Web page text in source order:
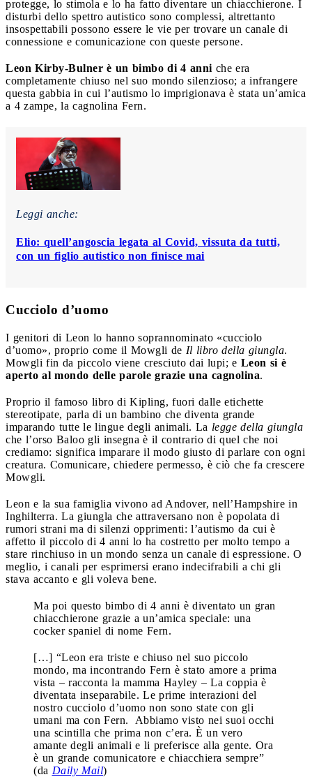
protegge, lo stimola e lo ha fatto diventare un chiacchierone. I
disturbi dello spettro autistico sono complessi, altrettanto
insospettabili possono essere le vie per trovare un canale di
connessione e comunicazione con queste persone.
Leon Kirby-Bulner è un bimbo di 4 anni che era
completamente chiuso nel suo mondo silenzioso; a infrangere
questa gabbia in cui l’autismo lo imprigionava è stata un’amica
a 4 zampe, la cagnolina Fern.
Leggi anche:
Elio: quell’angoscia legata al Covid, vissuta da tutti,
con un figlio autistico non finisce mai
Cucciolo d’uomo
I genitori di Leon lo hanno soprannominato «cucciolo
d’uomo», proprio come il Mowgli de Il libro della giungla.
Mowgli fin da piccolo viene cresciuto dai lupi; e Leon si è
aperto al mondo delle parole grazie una cagnolina.
Proprio il famoso libro di Kipling, fuori dalle etichette
stereotipate, parla di un bambino che diventa grande
imparando tutte le lingue degli animali. La legge della giungla
che l’orso Baloo gli insegna è il contrario di quel che noi
crediamo: significa imparare il modo giusto di parlare con ogni
creatura. Comunicare, chiedere permesso, è ciò che fa crescere
Mowgli.
Leon e la sua famiglia vivono ad Andover, nell’Hampshire in
Inghilterra. La giungla che attraversano non è popolata di
rumori strani ma di silenzi opprimenti: l’autismo da cui è
affetto il piccolo di 4 anni lo ha costretto per molto tempo a
stare rinchiuso in un mondo senza un canale di espressione. O
meglio, i canali per esprimersi erano indecifrabili a chi gli
stava accanto e gli voleva bene.
Ma poi questo bimbo di 4 anni è diventato un gran
chiacchierone grazie a un’amica speciale: una
cocker spaniel di nome Fern.
[…] “Leon era triste e chiuso nel suo piccolo
mondo, ma incontrando Fern è stato amore a prima
vista – racconta la mamma Hayley – La coppia è
diventata inseparabile. Le prime interazioni del
nostro cucciolo d’uomo non sono state con gli
umani ma con Fern. Abbiamo visto nei suoi occhi
una scintilla che prima non c’era. È un vero
amante degli animali e li preferisce alla gente. Ora
è un grande comunicatore e chiacchiera sempre”
(da Daily Mail)